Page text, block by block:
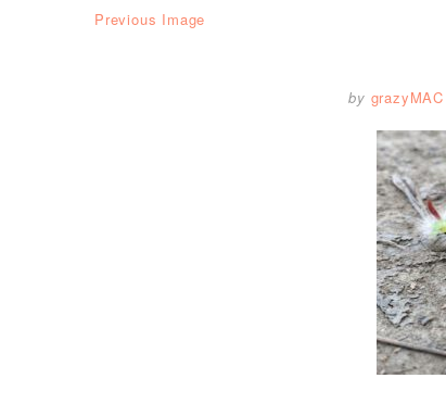
Previous Image
by grazyMAC